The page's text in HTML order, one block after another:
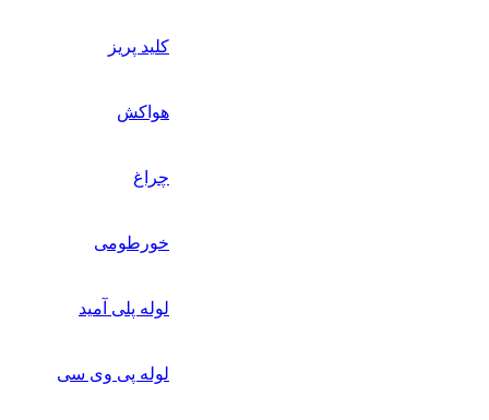
کلید پریز
هواکش
چراغ
خورطومی
لوله پلی آمید
لوله پی وی سی